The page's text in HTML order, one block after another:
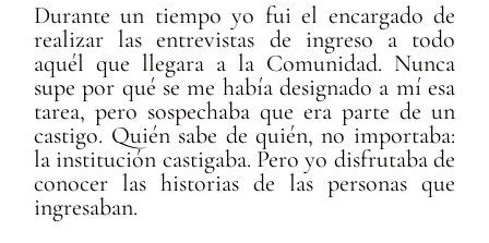
Durante un tiempo yo fui el encargado de
realizar las entrevistas de ingreso a todo
aquél que llegara a la Comunidad. Nunca
supe por qué se me había designado a mí esa
tarea, pero sospechaba que era parte de un
castigo. Quién sabe de quién, no importaba:
la institución castigaba. Pero yo disfrutaba de
conocer las historias de las personas que
ingresaban.